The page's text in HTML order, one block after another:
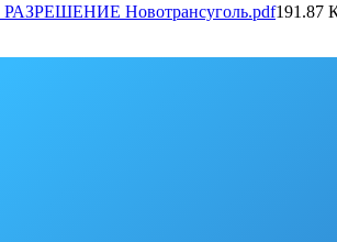
Новотрансуголь.pdf191.87